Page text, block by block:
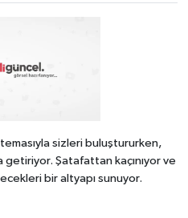
sizleri buluştururken,
Şatafattan kaçınıyor ve
bir altyapı sunuyor.